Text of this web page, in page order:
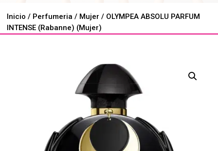
Inicio / Perfumeria / Mujer / OLYMPEA ABSOLU PARFUM
INTENSE (Rabanne) (Mujer)